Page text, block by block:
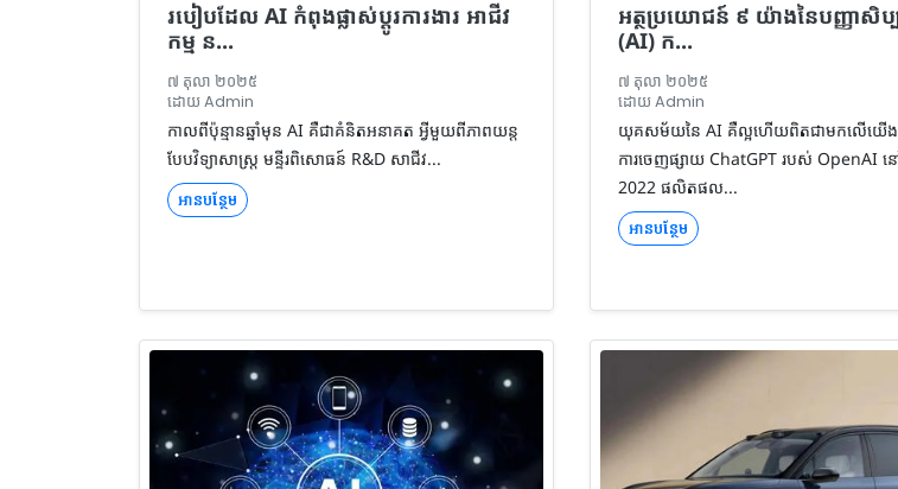
របៀបដែល AI កំពុងផ្លាស់ប្តូរការងារ អាជីវ
កម្ម ន...
៧ តុលា ២០២៥
ដោយ Admin
កាលពីប៉ុន្មានឆ្នាំមុន AI គឺជាគំនិតអនាគត អ្វីមួយពីភាពយន្ត
បែបវិទ្យាសាស្ត្រ មន្ទីរពិសោធន៍ R&D សាជីវ...
អានបន្ថែម
អត្ថប្រយោជន៍ ៩ យ៉ាងនៃបញ្ញាសិប្
(AI) ក...
៧ តុលា ២០២៥
ដោយ Admin
យុគសម័យនៃ AI គឺល្អហើយពិតជាមកលើយើង
ការចេញផ្សាយ ChatGPT របស់ OpenAI នៅ
2022 ផលិតផល...
អានបន្ថែម